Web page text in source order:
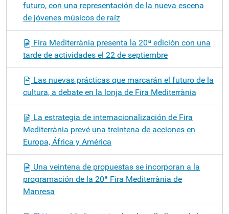
futuro, con una representación de la nueva escena
de jóvenes músicos de raíz
Fira Mediterrània presenta la 20ª edición con una
tarde de actividades el 22 de septiembre
Las nuevas prácticas que marcarán el futuro de la
cultura, a debate en la lonja de Fira Mediterrània
La estrategia de internacionalización de Fira
Mediterrània prevé una treintena de acciones en
Europa, África y América
Una veintena de propuestas se incorporan a la
programación de la 20ª Fira Mediterrània de
Manresa